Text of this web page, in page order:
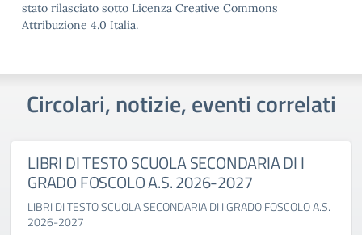
stato rilasciato sotto Licenza Creative Commons
Attribuzione 4.0 Italia.
Circolari, notizie, eventi correlati
LIBRI DI TESTO SCUOLA SECONDARIA DI I
GRADO FOSCOLO A.S. 2026-2027
LIBRI DI TESTO SCUOLA SECONDARIA DI I GRADO FOSCOLO A.S.
2026-2027